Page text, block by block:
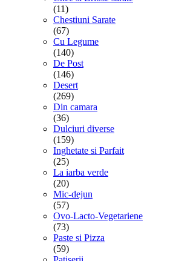
(11)
Chestiuni Sarate
(67)
Cu Legume
(140)
De Post
(146)
Desert
(269)
Din camara
(36)
Dulciuri diverse
(159)
Inghetate si Parfait
(25)
La iarba verde
(20)
Mic-dejun
(57)
Ovo-Lacto-Vegetariene
(73)
Paste si Pizza
(59)